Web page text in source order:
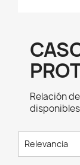
Relación de
Relevancia